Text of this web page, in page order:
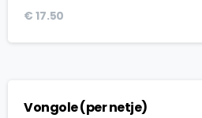
€ 17.50
Vongole (per netje)